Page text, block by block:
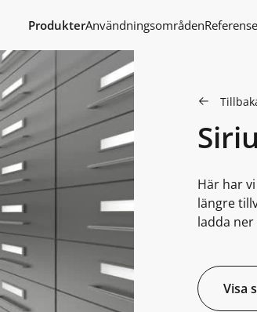
ProdukterAnvändningsområden
Här har
längre
ladda
Visa